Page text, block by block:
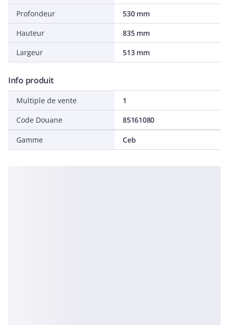
Profondeur
530 mm
Hauteur
835 mm
Largeur
513 mm
Info produit
Multiple de vente
1
Code Douane
85161080
Gamme Ceb